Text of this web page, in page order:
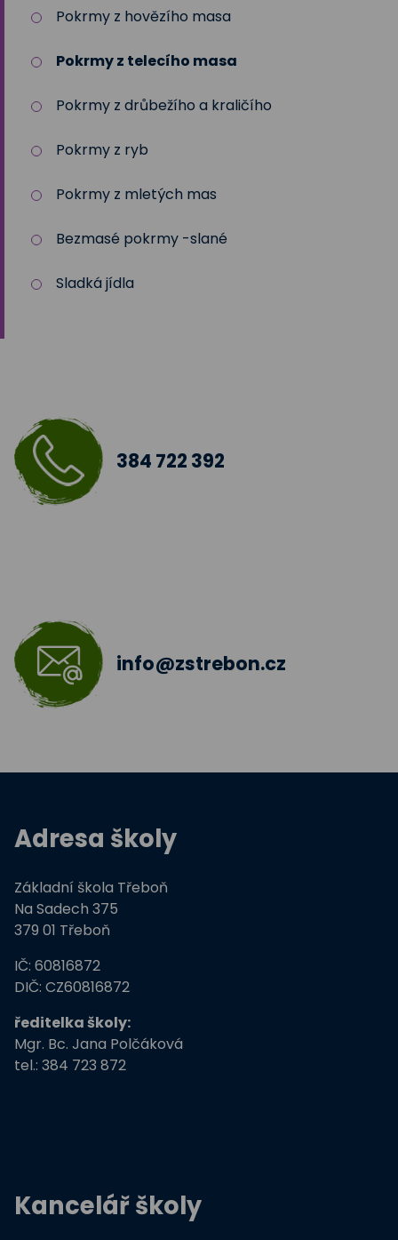
Pokrmy z hovězího masa
Pokrmy z telecího masa
Pokrmy z drůbežího a kraličího
Pokrmy z ryb
Pokrmy z mletých mas
Bezmasé pokrmy -slané
Sladká jídla
384 722 392
info@zstrebon.cz
Adresa školy
Základní škola Třeboň
Na Sadech 375
379 01 Třeboň
IČ: 60816872
DIČ: CZ60816872
ředitelka školy:
Mgr. Bc. Jana Polčáková
tel.: 384 723 872
Kancelář školy